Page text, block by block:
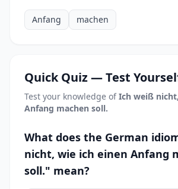
Anfang machen
Quick Quiz — Test
Test your knowledge ofIch weiß
Anfang machen soll.
What does the German
nicht, wie ich einen Anfang
soll." mean?